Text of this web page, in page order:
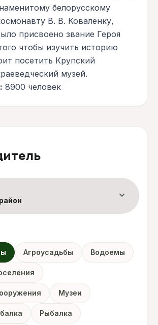
белорусскому
В. В. Коваленку,
присвоено звание Героя
чтобы изучить историю
посетить Крупский
музей.
8900 человек
expand_more
Агроусадьбы Водоемы
Музеи
Рыбалка